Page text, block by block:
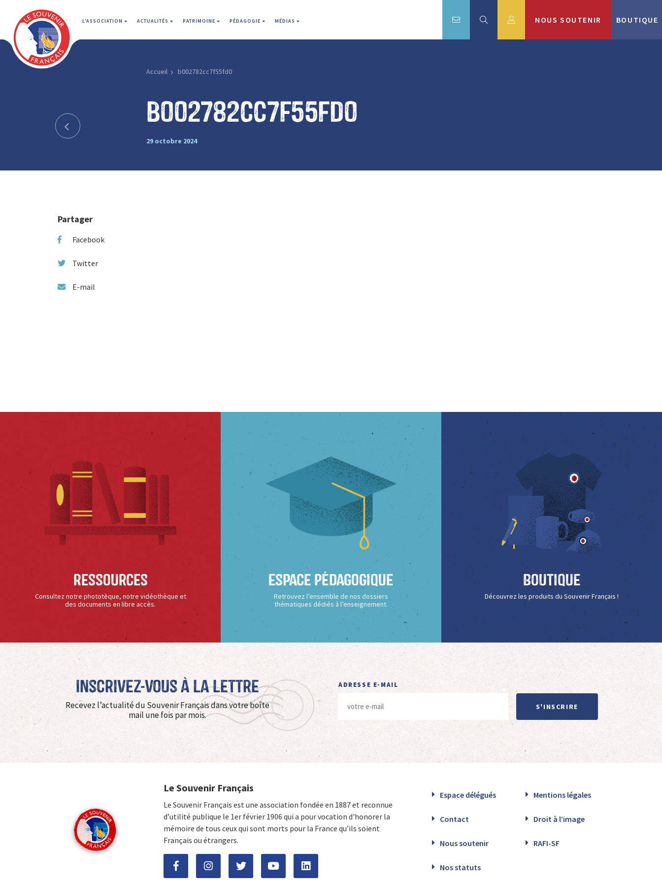
L'ASSOCIATION ACTUALITÉS PATRIMOINE PÉDAGOGIE MÉDIAS NOUS SOUTENIR BOUTIQUE
Accueil b002782cc7f55fd0
b002782cc7f55fd0
29 octobre 2024
Partager
Facebook
Twitter
E-mail
Ressources
Consultez notre phototèque, notre vidéothèque et
des documents en libre accès.
Espace Pédagogique
Retrouvez l’ensemble de nos dossiers
thématiques dédiés à l’enseignement.
Boutique
Découvrez les produits du Souvenir Français !
Inscrivez-vous à La Lettre
Recevez l’actualité du Souvenir Français dans votre boîte
mail une fois par mois.
ADRESSE E-MAIL
S'INSCRIRE
Le Souvenir Français
Le Souvenir Français est une association fondée en 1887 et reconnue
d’utilité publique le 1er février 1906 qui a pour vocation d'honorer la
mémoire de tous ceux qui sont morts pour la France qu’ils soient
Français ou étrangers.
Espace délégués Mentions légales
Contact Droit à l’image
Nous soutenir RAFI-SF
Nos statuts